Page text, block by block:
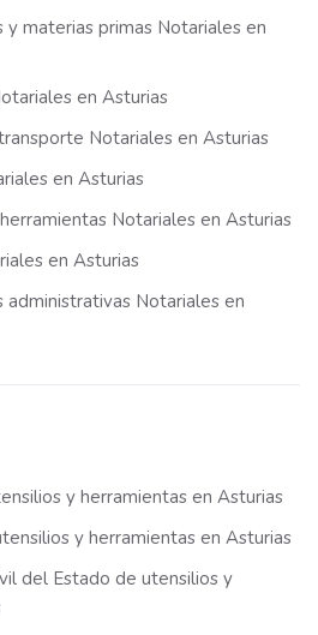
y materias primas Notariales en
en Asturias
Notariales en Asturias
en Asturias
Notariales en Asturias
en Asturias
administrativas Notariales en
y herramientas en Asturias
y herramientas en Asturias
del Estado de utensilios y